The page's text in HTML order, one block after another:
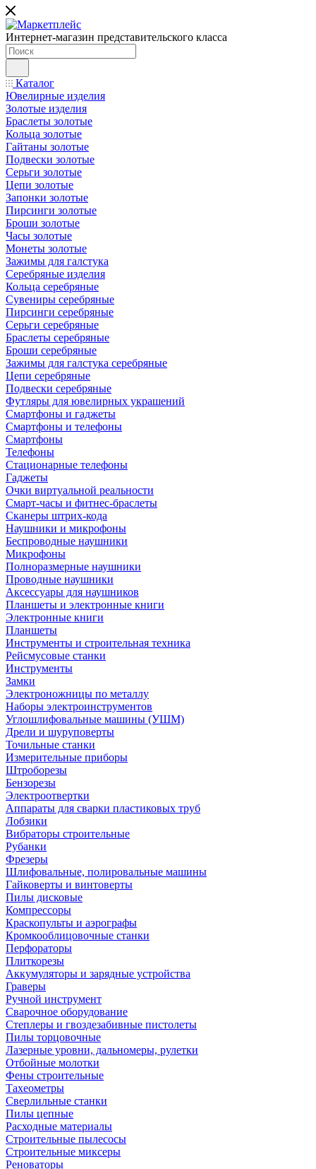
Интернет-магазин представительского класса
Каталог
Ювелирные изделия
Золотые изделия
Браслеты золотые
Кольца золотые
Гайтаны золотые
Подвески золотые
Серьги золотые
Цепи золотые
Запонки золотые
Пирсинги золотые
Броши золотые
Часы золотые
Монеты золотые
Зажимы для галстука
Серебряные изделия
Кольца серебряные
Сувениры серебряные
Пирсинги серебряные
Серьги серебряные
Браслеты серебряные
Броши серебряные
Зажимы для галстука серебряные
Цепи серебряные
Подвески серебряные
Футляры для ювелирных украшений
Смартфоны и гаджеты
Смартфоны и телефоны
Смартфоны
Телефоны
Стационарные телефоны
Гаджеты
Очки виртуальной реальности
Смарт-часы и фитнес-браслеты
Сканеры штрих-кода
Наушники и микрофоны
Беспроводные наушники
Микрофоны
Полноразмерные наушники
Проводные наушники
Аксессуары для наушников
Планшеты и электронные книги
Электронные книги
Планшеты
Инструменты и строительная техника
Рейсмусовые станки
Инструменты
Замки
Электроножницы по металлу
Наборы электроинструментов
Углошлифовальные машины (УШМ)
Дрели и шуруповерты
Точильные станки
Измерительные приборы
Штроборезы
Бензорезы
Электроотвертки
Аппараты для сварки пластиковых труб
Лобзики
Вибраторы строительные
Рубанки
Фрезеры
Шлифовальные, полировальные машины
Гайковерты и винтоверты
Пилы дисковые
Компрессоры
Краскопульты и аэрографы
Кромкооблицовочные станки
Перфораторы
Плиткорезы
Аккумуляторы и зарядные устройства
Граверы
Ручной инструмент
Сварочное оборудование
Степлеры и гвоздезабивные пистолеты
Пилы торцовочные
Лазерные уровни, дальномеры, рулетки
Отбойные молотки
Фены строительные
Тахеометры
Сверлильные станки
Пилы цепные
Расходные материалы
Строительные пылесосы
Строительные миксеры
Реноваторы